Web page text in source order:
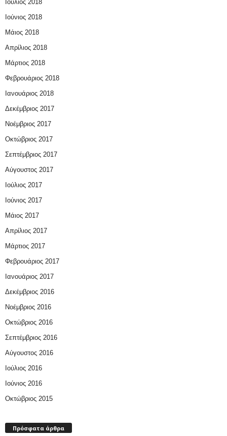
Ιούλιος 2018
Ιούνιος 2018
Μάιος 2018
Απρίλιος 2018
Μάρτιος 2018
Φεβρουάριος 2018
Ιανουάριος 2018
Δεκέμβριος 2017
Νοέμβριος 2017
Οκτώβριος 2017
Σεπτέμβριος 2017
Αύγουστος 2017
Ιούλιος 2017
Ιούνιος 2017
Μάιος 2017
Απρίλιος 2017
Μάρτιος 2017
Φεβρουάριος 2017
Ιανουάριος 2017
Δεκέμβριος 2016
Νοέμβριος 2016
Οκτώβριος 2016
Σεπτέμβριος 2016
Αύγουστος 2016
Ιούλιος 2016
Ιούνιος 2016
Οκτώβριος 2015
Πρόσφατα άρθρα